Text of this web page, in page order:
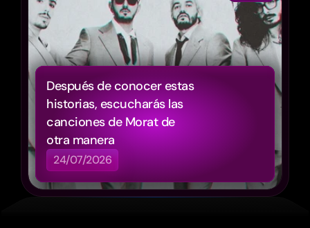
Después de conocer estas
historias, escucharás las
canciones de Morat de
otra manera
24/07/2026